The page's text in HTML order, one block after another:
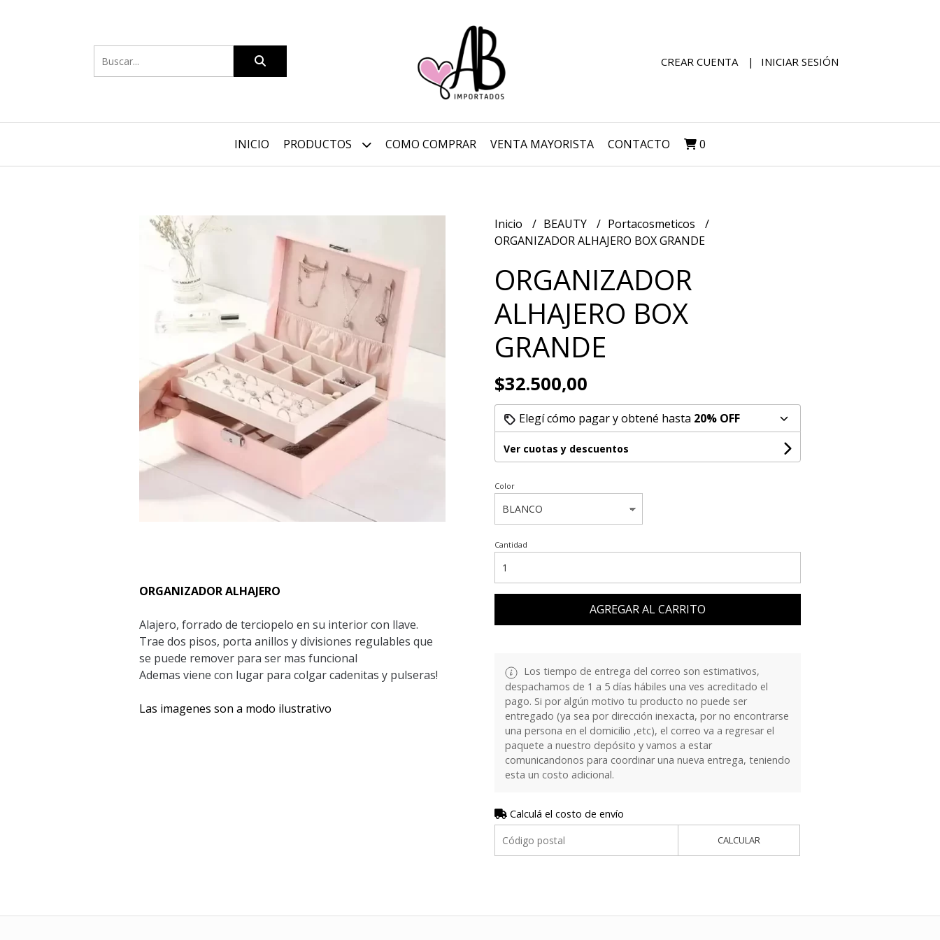
CREAR CUENTA INICIAR SESIÓN
INICIO PRODUCTOS COMO COMPRAR VENTA MAYORISTA CONTACTO 0
ORGANIZADOR ALHAJERO
Alajero, forrado de terciopelo en su interior con llave.
Trae dos pisos, porta anillos y divisiones regulables que
se puede remover para ser mas funcional
Ademas viene con lugar para colgar cadenitas y pulseras!
Las imagenes son a modo ilustrativo
Inicio BEAUTY
Portacosmeticos
ORGANIZADOR ALHAJERO BOX GRANDE
ORGANIZADOR
ALHAJERO BOX
GRANDE
$32.500,00
Elegí cómo pagar y obtené hasta 20% OFF
Ver cuotas y descuentos
Color
Cantidad
AGREGAR AL CARRITO
Los tiempo de entrega del correo son estimativos,
despachamos de 1 a 5 días hábiles una ves acreditado el
pago. Si por algún motivo tu producto no puede ser
entregado (ya sea por dirección inexacta, por no encontrarse
una persona en el domicilio ,etc), el correo va a regresar el
paquete a nuestro depósito y vamos a estar
comunicandonos para coordinar una nueva entrega, teniendo
esta un costo adicional.
Calculá el costo de envío
CALCULAR